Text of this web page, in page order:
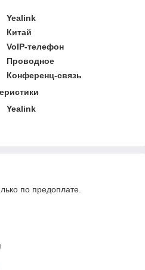
Yealink
Китай
VoIP-телефон
Проводное
Конференц-связь
Yealink
по предоплате.